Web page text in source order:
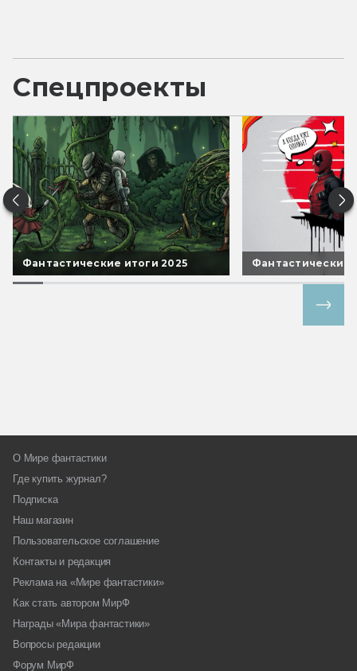
Спецпроекты
Фантастические итоги 2025 Фантастические
О Мире фантастики
Где купить журнал?
Подписка
Наш магазин
Пользовательское соглашение
Контакты и редакция
Реклама на «Мире фантастики»
Как стать автором МирФ
Награды «Мира фантастики»
Вопросы редакции
Форум МирФ